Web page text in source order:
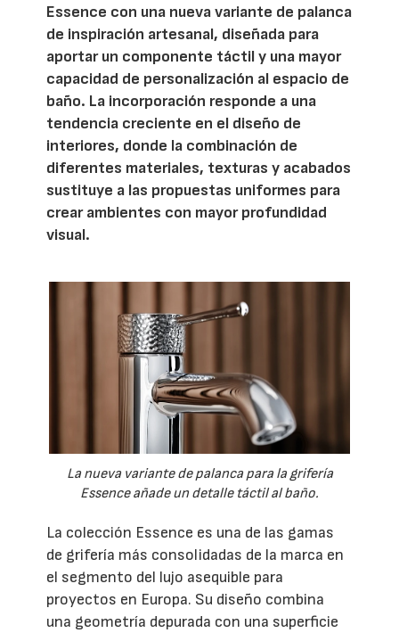
Essence con una nueva variante de palanca
de inspiración artesanal, diseñada para
aportar un componente táctil y una mayor
capacidad de personalización al espacio de
baño. La incorporación responde a una
tendencia creciente en el diseño de
interiores, donde la combinación de
diferentes materiales, texturas y acabados
sustituye a las propuestas uniformes para
crear ambientes con mayor profundidad
visual.
La nueva variante de palanca para la grifería
Essence añade un detalle táctil al baño.
La colección Essence es una de las gamas
de grifería más consolidadas de la marca en
el segmento del lujo asequible para
proyectos en Europa. Su diseño combina
una geometría depurada con una superficie